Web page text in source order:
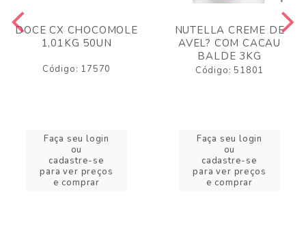
DOCE CX CHOCOMOLE
1,01KG 50UN
Código: 17570
Faça seu login
ou
cadastre-se
para ver preços
e comprar
NUTELLA CREME DE
AVEL? COM CACAU
BALDE 3KG
Código: 51801
Faça seu login
ou
cadastre-se
para ver preços
e comprar